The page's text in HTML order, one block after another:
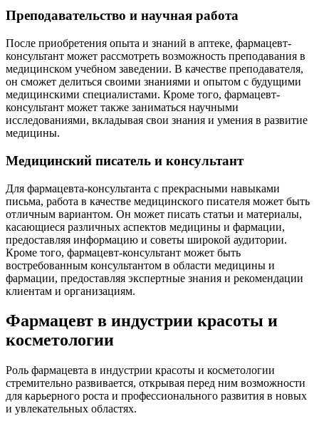
Преподавательство и научная работа
После приобретения опыта и знаний в аптеке, фармацевт-
консультант может рассмотреть возможность преподавания в
медицинском учебном заведении. В качестве преподавателя,
он сможет делиться своими знаниями и опытом с будущими
медицинскими специалистами. Кроме того, фармацевт-
консультант может также заниматься научными
исследованиями, вкладывая свои знания и умения в развитие
медицины.
Медицинский писатель и консультант
Для фармацевта-консультанта с прекрасными навыками
письма, работа в качестве медицинского писателя может быть
отличным вариантом. Он может писать статьи и материалы,
касающиеся различных аспектов медицины и фармации,
предоставляя информацию и советы широкой аудитории.
Кроме того, фармацевт-консультант может быть
востребованным консультантом в области медицины и
фармации, предоставляя экспертные знания и рекомендации
клиентам и организациям.
Фармацевт в индустрии красоты и
косметологии
Роль фармацевта в индустрии красоты и косметологии
стремительно развивается, открывая перед ним возможности
для карьерного роста и профессионального развития в новых
и увлекательных областях.